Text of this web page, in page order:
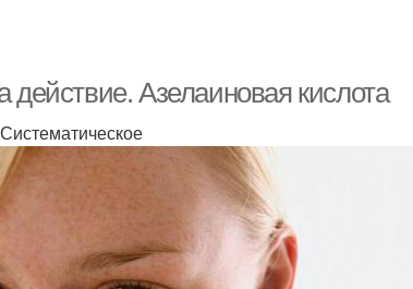
действие. Азелаиновая кислота